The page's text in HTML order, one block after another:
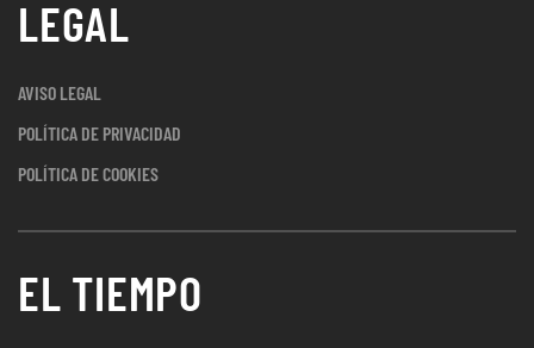
LEGAL
AVISO LEGAL
POLÍTICA DE PRIVACIDAD
POLÍTICA DE COOKIES
EL TIEMPO